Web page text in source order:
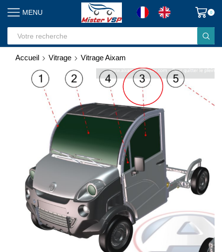
MENU 0
input
Accueil Vitrage Vitrage Aixam